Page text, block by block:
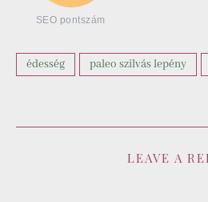
SEO pontszám
édesség paleo szilvás lepény
LEAVE A